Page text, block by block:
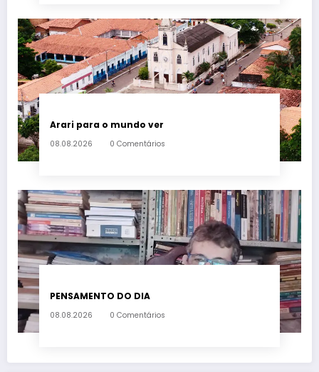
Arari para o mundo ver
08.08.2026 0 Comentários
PENSAMENTO DO DIA
08.08.2026 0 Comentários